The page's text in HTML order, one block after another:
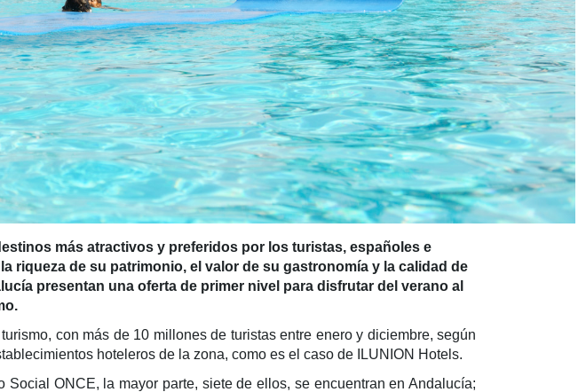
más atractivos y preferidos por los turistas, españoles e
riqueza de su patrimonio, el valor de su gastronomía y la calidad de
presentan una oferta de primer nivel para disfrutar del verano al
con más de 10 millones de turistas entre enero y diciembre, según
hoteleros de la zona, como es el caso de ILUNION Hotels.
ONCE, la mayor parte, siete de ellos, se encuentran en Andalucía;